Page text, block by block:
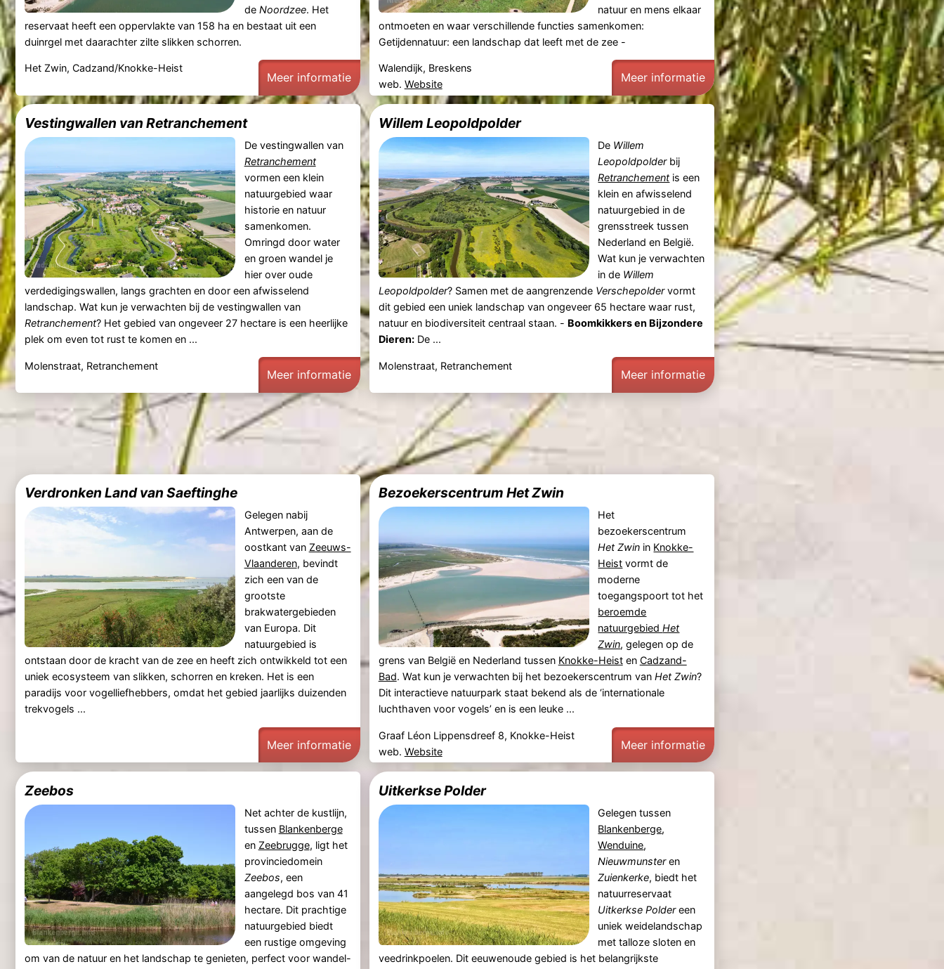
de Noordzee. Het
reservaat heeft een oppervlakte van 158 ha en bestaat uit een
duinrgel met daarachter zilte slikken schorren.
Het Zwin, Cadzand/Knokke-Heist
Meer informatie
natuur en mens elkaar
ontmoeten en waar verschillende functies samenkomen:
Getijdennatuur: een landschap dat leeft met de zee -
Walendijk, Breskens
web. Website Meer informatie
Vestingwallen van Retranchement
De vestingwallen van
Retranchement
vormen een klein
natuurgebied waar
historie en natuur
samenkomen.
Omringd door water
en groen wandel je
hier over oude
verdedigingswallen, langs grachten en door een afwisselend
landschap. Wat kun je verwachten bij de vestingwallen van
Retranchement? Het gebied van ongeveer 27 hectare is een heerlijke
plek om even tot rust te komen en ...
Molenstraat, Retranchement
Meer informatie
Willem Leopoldpolder
De Willem
Leopoldpolderbij
Retranchement is een
klein en afwisselend
natuurgebied in de
grensstreek tussen
Nederland en België.
Wat kun je verwachten
in de Willem
Leopoldpolder? Samen met de aangrenzende Verschepoldervormt
dit gebied een uniek landschap van ongeveer 65 hectare waar rust,
natuur en biodiversiteit centraal staan. - Boomkikkers en Bijzondere
Dieren:De ...
Molenstraat, Retranchement
Meer informatie
Verdronken Land van Saeftinghe
Gelegen nabij
Antwerpen, aan de
oostkant van Zeeuws-
Vlaanderen, bevindt
zich een van de
grootste
brakwatergebieden
van Europa. Dit
natuurgebied is
ontstaan door de kracht van de zee en heeft zich ontwikkeld tot een
uniek ecosysteem van slikken, schorren en kreken. Het is een
paradijs voor vogelliefhebbers, omdat het gebied jaarlijks duizenden
trekvogels ...
Meer informatie
Bezoekerscentrum Het Zwin
Het
bezoekerscentrum
Het Zwin in Knokke-
Heist vormt de
moderne
toegangspoort tot het
beroemde
natuurgebiedHet
Zwin, gelegen op de
grens van België en Nederland tussen Knokke-Heisten Cadzand-
Bad. Wat kun je verwachten bij het bezoekerscentrum van Het Zwin?
Dit interactieve natuurpark staat bekend als de ‘internationale
luchthaven voor vogels’ en is een leuke ...
Graaf Léon Lippensdreef 8, Knokke-Heist
web. Website Meer informatie
Zeebos
Net achter de kustlijn,
tussen Blankenberge
en Zeebrugge, ligt het
provinciedomein
Zeebos, een
aangelegd bos van 41
hectare. Dit prachtige
natuurgebied biedt
een rustige omgeving
om van de natuur en het landschap te genieten, perfect voor wandel-
Uitkerkse Polder
Gelegen tussen
Blankenberge,
Wenduine,
Nieuwmunsteren
Zuienkerke, biedt het
natuurreservaat
Uitkerkse Poldereen
uniek weidelandschap
met talloze sloten en
veedrinkpoelen. Dit eeuwenoude gebied is het belangrijkste